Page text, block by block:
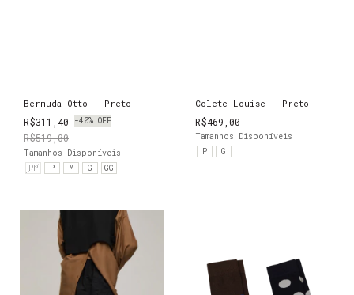
Bermuda Otto - Preto
R$311,40 -40% OFF
R$519,00
Tamanhos Disponíveis
PP
P M G GG
Colete Louise - Preto
R$469,00
Tamanhos Disponíveis
P
G